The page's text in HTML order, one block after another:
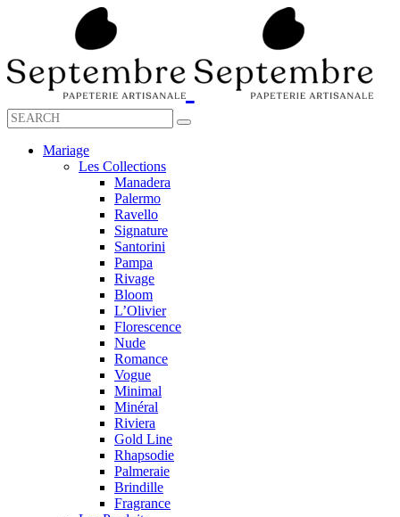
Mariage
Les Collections
Manadera
Palermo
Ravello
Signature
Santorini
Pampa
Rivage
Bloom
L’Olivier
Florescence
Nude
Romance
Vogue
Minimal
Minéral
Riviera
Gold Line
Rhapsodie
Palmeraie
Brindille
Fragrance